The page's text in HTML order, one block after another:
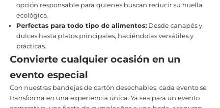
opción responsable para quienes buscan reducir su huella
ecológica.
Perfectas para todo tipo de alimentos: Desde canapés y
dulces hasta platos principales, haciéndolas versátiles y
prácticas.
Convierte cualquier ocasión en un
evento especial
Con nuestras bandejas de cartón desechables, cada evento se
transforma en una experiencia única. Ya sea para un evento